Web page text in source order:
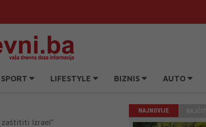
SPORT LIFESTYLE BIZNIS AUTO
zaštititi Izrael"
NAJNOVIJE